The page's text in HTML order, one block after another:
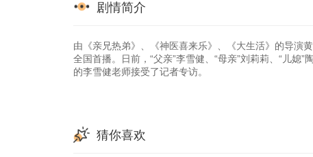
73
81 82 83
剧情简介
由《亲兄热弟》、《神医喜来乐》、《大生活》的导演
全国首播。日前，“父亲”李雪健、“母亲”刘莉莉、“儿媳
的李雪健老师接受了记者专访。
猜你喜欢